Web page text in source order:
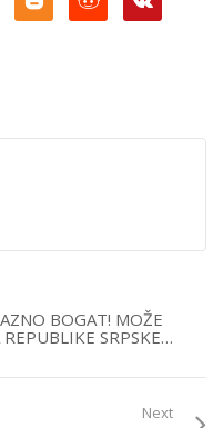
BOGAT! MOŽE
SRPSKE…
Next